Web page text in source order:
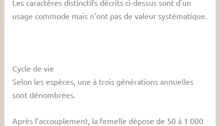
Les caractères distinctifs décrits ci-dessus sont d’un
usage commode mais n’ont pas de valeur systématique.
Cycle de vie
Selon les espèces, une à trois générations annuelles
sont dénombrées.
Après l’accouplement, la femelle dépose de 50 à 1 000